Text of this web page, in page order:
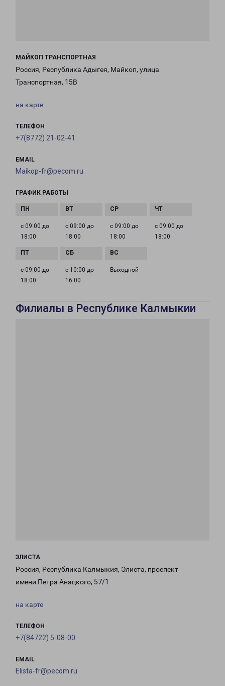
МАЙКОП ТРАНСПОРТНАЯ
Россия, Республика Адыгея, Майкоп, улица
Транспортная, 15В
на карте
ТЕЛЕФОН
+7(8772) 21-02-41
EMAIL
Maikop-fr@pecom.ru
ГРАФИК РАБОТЫ
с 09:00 до
18:00
с 09:00 до
18:00
с 09:00 до
18:00
с 09:00 до
18:00
с 09:00 до
18:00
с 10:00 до
16:00
Выходной
Филиалы в Республике Калмыкии
ЭЛИСТА
Россия, Республика Калмыкия, Элиста, проспект
имени Петра Анацкого, 57/1
на карте
ТЕЛЕФОН
+7(84722) 5-08-00
EMAIL
Elista-fr@pecom.ru